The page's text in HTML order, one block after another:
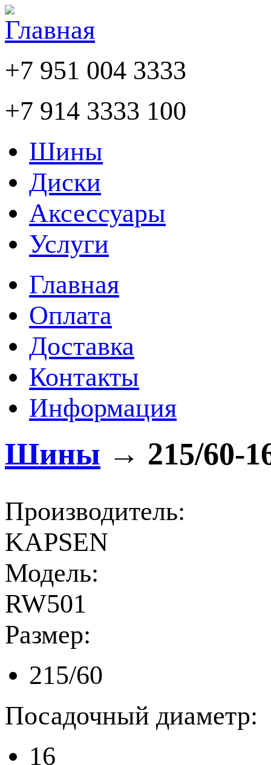
+7 951 004 3333
+7 914 3333 100
Шины
Диски
Аксессуары
Услуги
Главная
Оплата
Доставка
Контакты
Информация
Шины → 215/60-
Производитель:
KAPSEN
Модель:
RW501
Размер:
215/60
Посадочный диаметр:
16